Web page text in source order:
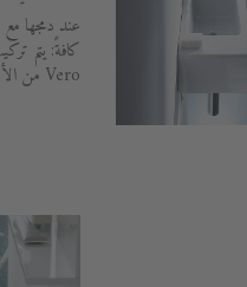
عند دمجها
كافةً: يتم
Vero من الأعلى.